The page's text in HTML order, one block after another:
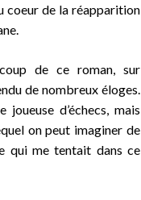
coeur de la réapparition
de ce roman, sur
de nombreux éloges.
joueuse d’échecs, mais
on peut imaginer de
qui me tentait dans ce